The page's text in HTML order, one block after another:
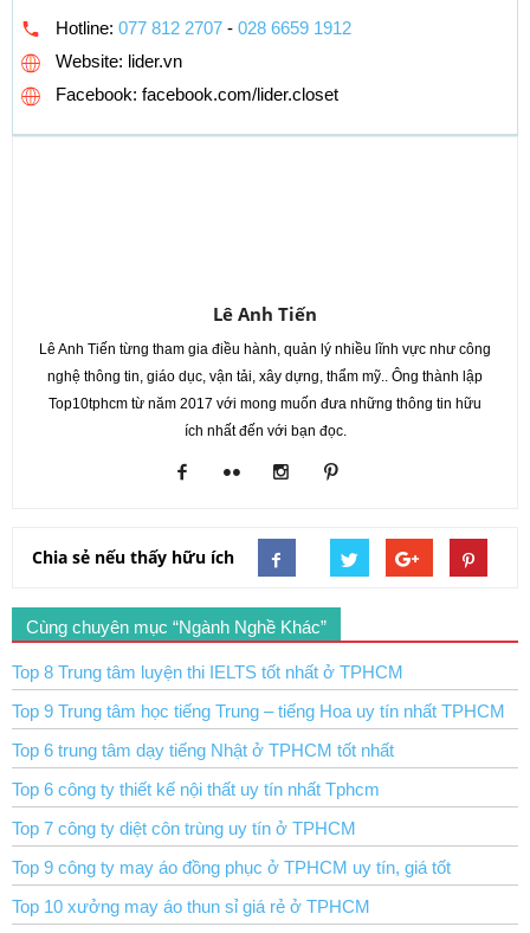
Hotline: 077 812 2707 - 028 6659 1912
Website: lider.vn
Facebook: facebook.com/lider.closet
Lê Anh Tiến
Lê Anh Tiến từng tham gia điều hành, quản lý nhiều lĩnh vực như công
nghệ thông tin, giáo dục, vận tải, xây dựng, thẩm mỹ.. Ông thành lập
Top10tphcm từ năm 2017 với mong muốn đưa những thông tin hữu
ích nhất đến với bạn đọc.
Chia sẻ nếu thấy hữu ích
Cùng chuyên mục “Ngành Nghề Khác”
Top 8 Trung tâm luyện thi IELTS tốt nhất ở TPHCM
Top 9 Trung tâm học tiếng Trung – tiếng Hoa uy tín nhất TPHCM
Top 6 trung tâm dạy tiếng Nhật ở TPHCM tốt nhất
Top 6 công ty thiết kế nội thất uy tín nhất Tphcm
Top 7 công ty diệt côn trùng uy tín ở TPHCM
Top 9 công ty may áo đồng phục ở TPHCM uy tín, giá tốt
Top 10 xưởng may áo thun sỉ giá rẻ ở TPHCM